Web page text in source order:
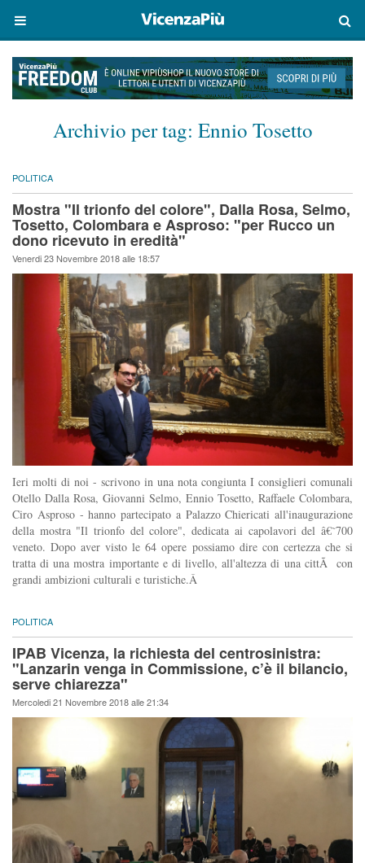
Archivio per tag: Ennio Tosetto
POLITICA
Mostra "Il trionfo del colore", Dalla Rosa, Selmo,
Tosetto, Colombara e Asproso: "per Rucco un
dono ricevuto in eredità"
Venerdi 23 Novembre 2018 alle 18:57
Ieri molti di noi - scrivono in una nota congiunta I consiglieri comunali
Otello Dalla Rosa, Giovanni Selmo, Ennio Tosetto, Raffaele Colombara,
Ciro Asproso - hanno partecipato a Palazzo Chiericati all'inaugurazione
della mostra "Il trionfo del colore", dedicata ai capolavori del â€˜700
veneto. Dopo aver visto le 64 opere possiamo dire con certezza che si
tratta di una mostra importante e di livello, all'altezza di una cittÃ con
grandi ambizioni culturali e turistiche.Â
POLITICA
IPAB Vicenza, la richiesta del centrosinistra:
"Lanzarin venga in Commissione, c’è il bilancio,
serve chiarezza"
Mercoledi 21 Novembre 2018 alle 21:34